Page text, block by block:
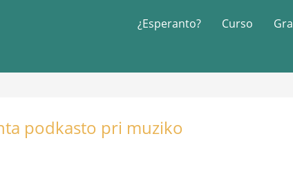
¿Esperanto? Curso
podkasto pri muziko